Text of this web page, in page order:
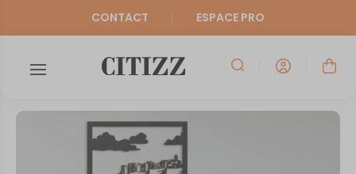
CONTACT ESPACE PRO